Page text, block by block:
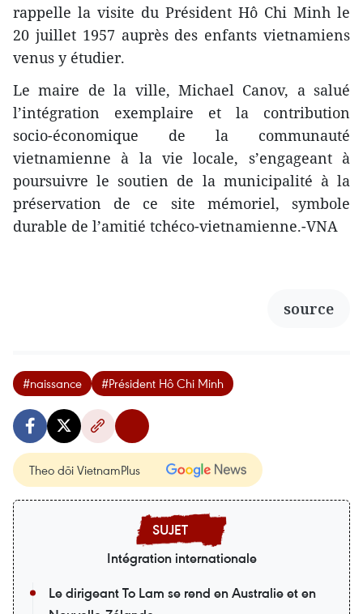
rappelle la visite du Président Hô Chi Minh le
20 juillet 1957 auprès des enfants vietnamiens
venus y étudier.
Le maire de la ville, Michael Canov, a salué
l’intégration exemplaire et la contribution
socio-économique de la communauté
vietnamienne à la vie locale, s’engageant à
poursuivre le soutien de la municipalité à la
préservation de ce site mémoriel, symbole
durable de l’amitié tchéco-vietnamienne.-VNA
source
#naissance #Président Hô Chi Minh
Theo dõi VietnamPlus
Intégration internationale
Le dirigeant To Lam se rend en Australie et en